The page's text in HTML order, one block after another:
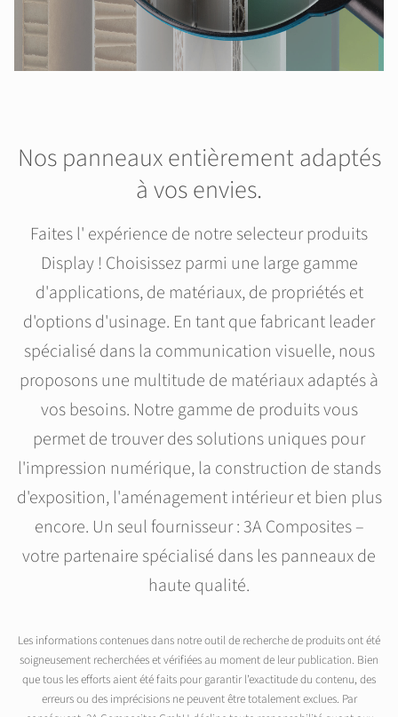
Nos panneaux entièrement adaptés
à vos envies.
Faites l' expérience de notre selecteur produits
Display ! Choisissez parmi une large gamme
d'applications, de matériaux, de propriétés et
d'options d'usinage. En tant que fabricant leader
spécialisé dans la communication visuelle, nous
proposons une multitude de matériaux adaptés à
vos besoins. Notre gamme de produits vous
permet de trouver des solutions uniques pour
l'impression numérique, la construction de stands
d'exposition, l'aménagement intérieur et bien plus
encore. Un seul fournisseur : 3A Composites –
votre partenaire spécialisé dans les panneaux de
haute qualité.
Les informations contenues dans notre outil de recherche de produits ont été
soigneusement recherchées et vérifiées au moment de leur publication. Bien
que tous les efforts aient été faits pour garantir l’exactitude du contenu, des
erreurs ou des imprécisions ne peuvent être totalement exclues. Par